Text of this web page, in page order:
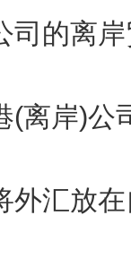
司的离
(离岸)公
外汇放